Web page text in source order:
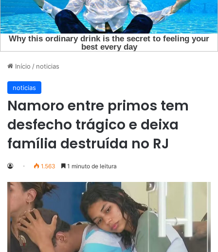
Início / noticias
noticias
Namoro entre primos tem
desfecho trágico e deixa
família destruída no RJ
1.563 1 minuto de leitura